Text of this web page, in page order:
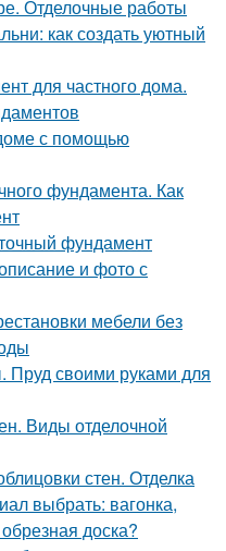
Отделочные работы
как создать уютный
для частного дома.
с помощью
фундамента. Как
фундамент
и фото с
мебели без
Пруд своими руками для
Виды отделочной
стен. Отделка
выбрать: вагонка,
доска?